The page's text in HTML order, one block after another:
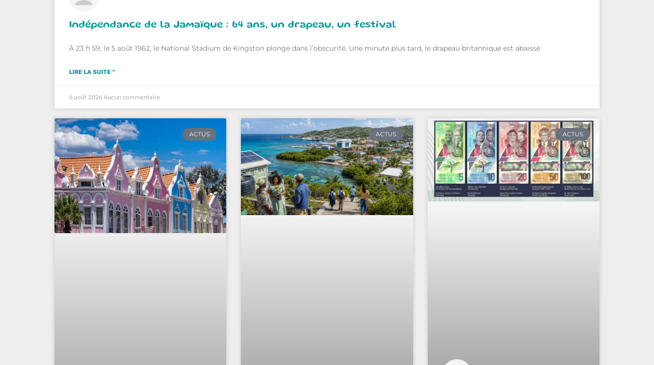
Indépendance de la Jamaïque : 64 ans, un drapeau, un festival
À 23 h 59, le 5 août 1962, le National Stadium de Kingston plonge dans l’obscurité. Une minute plus tard, le drapeau britannique est abaissé
LIRE LA SUITE "
6 août 2026 Aucun commentaire
ACTUS ACTUS ACTUS